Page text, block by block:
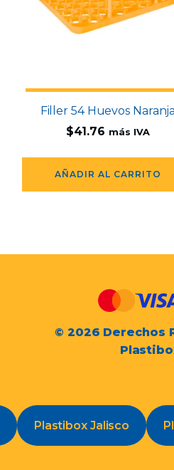
Filler 54 Huevos Naranja
$41.76 más IVA
AÑADIR AL CARRITO
© 2026 Derechos
Plastibox Jalisco